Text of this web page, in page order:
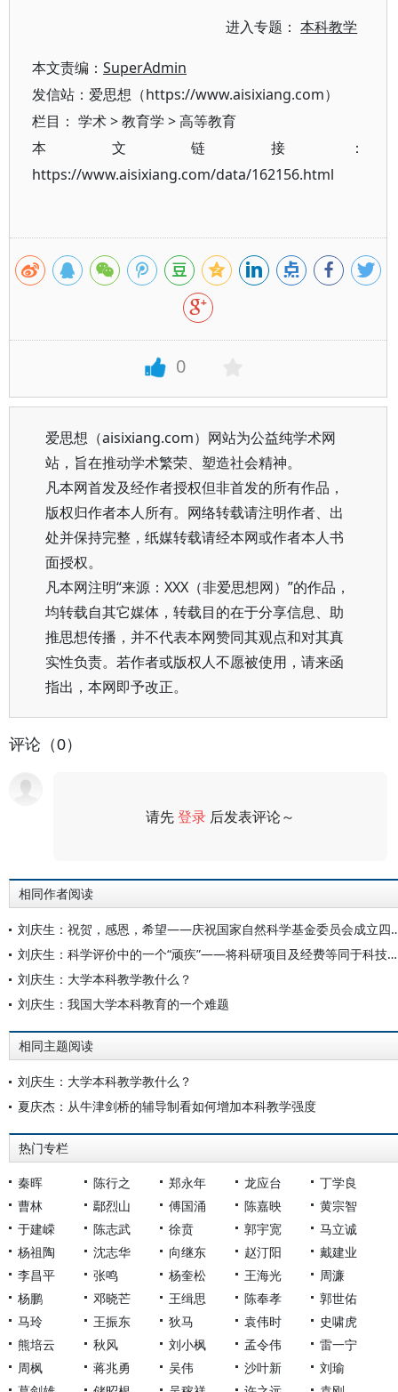
进入专题：本科教学
本文责编： SuperAdmin
发信站：爱思想（https://www.aisixiang.com）
栏目： 学术>教育学 >高等教育
本文链接：
https://www.aisixiang.com/data/162156.html
0
爱思想（aisixiang.com）网站为公益纯学术网
站，旨在推动学术繁荣、塑造社会精神。
凡本网首发及经作者授权但非首发的所有作品，
版权归作者本人所有。网络转载请注明作者、出
处并保持完整，纸媒转载请经本网或作者本人书
面授权。
凡本网注明“来源：XXX（非爱思想网）”的作品，
均转载自其它媒体，转载目的在于分享信息、助
推思想传播，并不代表本网赞同其观点和对其真
实性负责。若作者或版权人不愿被使用，请来函
指出，本网即予改正。
评论（0）
请先登录 后发表评论～
相同作者阅读
刘庆生：祝贺，感恩，希望——
刘庆生：科学评价中的一个“顽疾”——将科研项目及经费等同于科技成果
刘庆生：大学本科教学教什么？
刘庆生：我国大学本科教育的一个难题
相同主题阅读
刘庆生：大学本科教学教什么？
夏庆杰：从牛津剑桥的辅导制看如何增加本科教学强度
热门专栏
秦晖 陈行之 郑永年 龙应台
丁学良
曹林
鄢烈山 傅国涌 陈嘉映
黄宗智
于建嵘
陈志武 徐贲 郭宇宽
马立诚
杨祖陶
沈志华 向继东 赵汀阳
戴建业
李昌平
张鸣 杨奎松 王海光
周濂
杨鹏
邓晓芒 王缉思 陈奉孝
郭世佑
马玲
王振东 狄马 袁伟时
史啸虎
熊培云
秋风 刘小枫 孟令伟
雷一宁
周枫
蒋兆勇 吴伟 沙叶新
刘瑜